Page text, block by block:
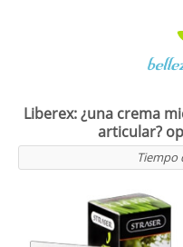
Liberex: ¿una crema
articular?
Tiempo